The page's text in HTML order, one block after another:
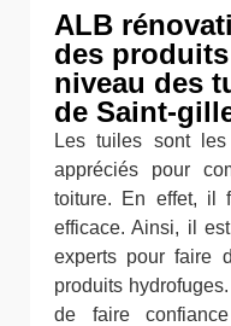
ALB
des
niveau des
de Saint-
Les tuiles sont
appréciés pour
toiture. En effet, il
efficace. Ainsi, il
experts pour faire
produits
de faire